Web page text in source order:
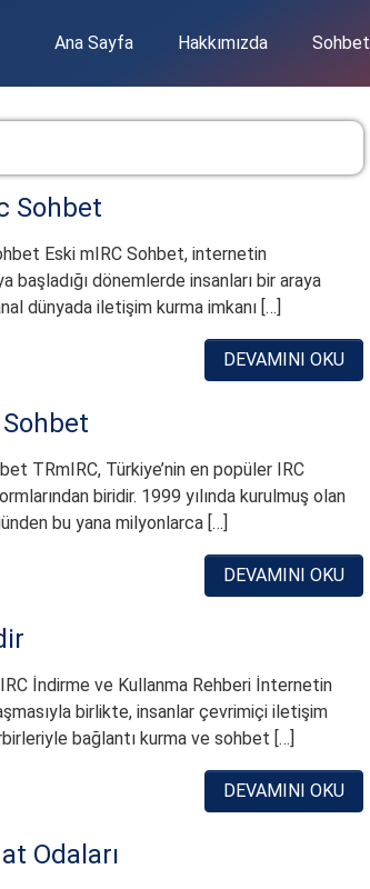
Ana Sayfa Hakkımızda Sohbet
Sohbet
Eski mIRC Sohbet, internetin
başladığı dönemlerde insanları bir araya
dünyada iletişim kurma imkanı […]
DEVAMINI OKU
Sohbet
TRmIRC, Türkiye’nin en popüler IRC
biridir. 1999 yılında kurulmuş olan
bu yana milyonlarca […]
DEVAMINI OKU
İndirme ve Kullanma Rehberi İnternetin
birlikte, insanlar çevrimiçi iletişim
bağlantı kurma ve sohbet […]
DEVAMINI OKU
Odaları